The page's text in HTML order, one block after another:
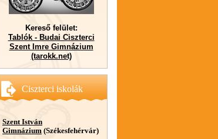
Kereső felület:
Tablók - Budai Ciszterci
Szent Imre Gimnázium
(tarokk.net)
Ciszterci iskolák
Szent István
Gimnázium (Székesfehérvár)